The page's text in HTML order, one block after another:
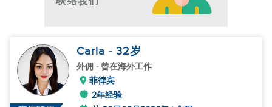
Carla - 32岁
外佣 - 曾在海外工作
菲律宾
2年经验